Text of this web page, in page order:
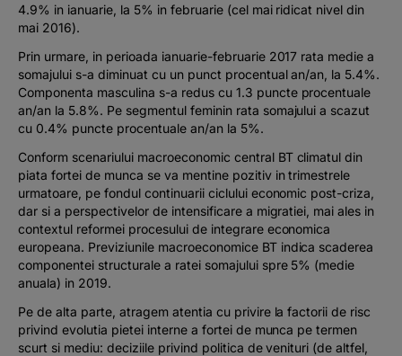
4.9% in ianuarie, la 5% in februarie (cel mai ridicat nivel din
mai 2016).
Prin urmare, in perioada ianuarie-februarie 2017 rata medie a
somajului s-a diminuat cu un punct procentual an/an, la 5.4%.
Componenta masculina s-a redus cu 1.3 puncte procentuale
an/an la 5.8%. Pe segmentul feminin rata somajului a scazut
cu 0.4% puncte procentuale an/an la 5%.
Conform scenariului macroeconomic central BT climatul din
piata fortei de munca se va mentine pozitiv in trimestrele
urmatoare, pe fondul continuarii ciclului economic post-criza,
dar si a perspectivelor de intensificare a migratiei, mai ales in
contextul reformei procesului de integrare economica
europeana. Previziunile macroeconomice BT indica scaderea
componentei structurale a ratei somajului spre 5% (medie
anuala) in 2019.
Pe de alta parte, atragem atentia cu privire la factorii de risc
privind evolutia pietei interne a fortei de munca pe termen
scurt si mediu: deciziile privind politica de venituri (de altfel,